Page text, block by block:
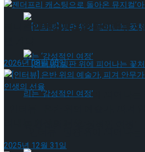
[인터뷰] 빙판 위에 피어나는
가 그려내는 인생의 선율
젠더프리 캐스팅으로 돌아온 뮤지
2026년 08월 05일
2025년 12월 31일